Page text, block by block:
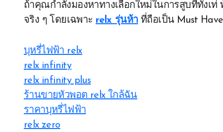
ถ้าคุณกำลังมองหาทางเลือกใหม่ในการสูบที่ทั้งเ
จริง ๆ โดยเฉพาะ relx รุ่นห้าที่ถือเป็น Must
บุหรี่ไฟฟ้า relx
relx infinity
relx infinity plus
ร้านขายหัวพอต relx ใกล้ฉัน
ราคาบุหรี่ไฟฟ้า
relx zero